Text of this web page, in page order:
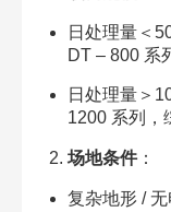
日处理量＜
DT – 800 系
日处理量＞
1200 系列，
场地条件：​
复杂地形 /